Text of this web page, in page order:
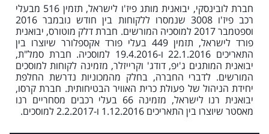
חברת לובינסקי, יבואנית מותג פיז'ו לישראל, תזמין 516 מבעלי
רכב פיז'ו 3008 שנמסרו ללקוחות בין חודש נובמבר 2016
וספטמבר 2017 למוסכיה המורשים. חברת דלק מוטורס, יבואנית
פורד לישראל, תזמין 449 בעלי פורד אקספלורר שיוצרו בין
התאריכים 22.1.2016 ו-19.4.2016 למוסכיה. חברת סמל"ת,
יבואנית המותגים ג'יפ, דודג' וקרייזלר, מזמינה לקוחות למוסכים
המורשים. לדברי החברה, בחלק מהמכוניות נדרשת החלפת
יחידת הניהול של פעולת כרית האוויר הבטיחותית. חברת קרסו,
יבואנית רנו לישראל, מזמינה 66 בעלי רכבים מסחריים רנו
מאסטר שיוצרו בין התאריכים 1.12.2016 ו-2.2.2017 למוסכים.